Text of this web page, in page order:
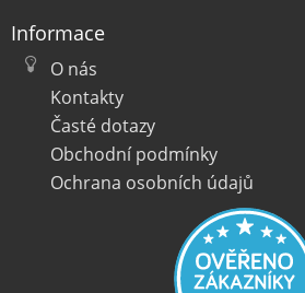
Informace
O nás
Kontakty
Časté dotazy
Obchodní podmínky
Ochrana osobních údajů